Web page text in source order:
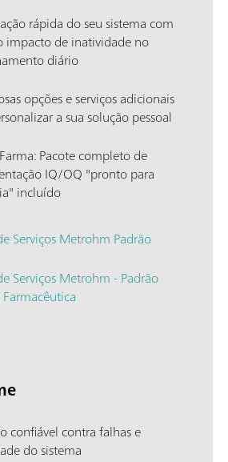
rápida do seu sistema com
impacto de inatividade no
diário
opções e serviços adicionais
a sua solução pessoal
Pacote completo de
IQ/OQ "pronto para
incluído
Serviços Metrohm Padrão
Serviços Metrohm - Padrão
confiável contra falhas e
do sistema